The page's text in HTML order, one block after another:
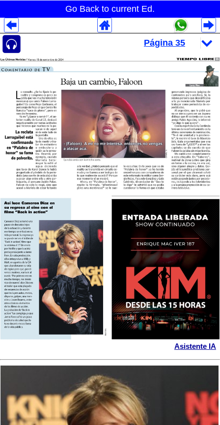
Go Back to current Ed.
Asistente IA
Despliegues Analytics
Despliegues Totales
Despliegues por Rubros